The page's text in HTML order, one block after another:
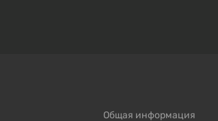
Общая информация